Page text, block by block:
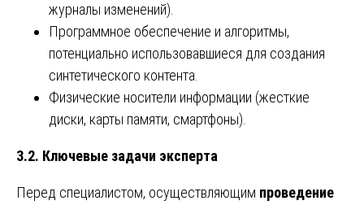
журналы изменений).
Программное обеспечение и алгоритмы,
потенциально использовавшиеся для создания
синтетического контента.
Физические носители информации (жесткие
диски, карты памяти, смартфоны).
3.2. Ключевые задачи эксперта
Перед специалистом, осуществляющим проведение